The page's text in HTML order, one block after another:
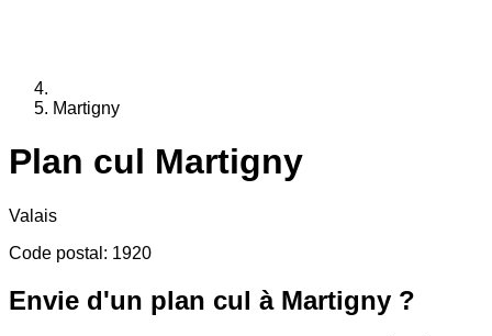
Martigny
Plan cul Martigny
Valais
Code postal : 1920
Envie d'un plan cul à Martigny ?